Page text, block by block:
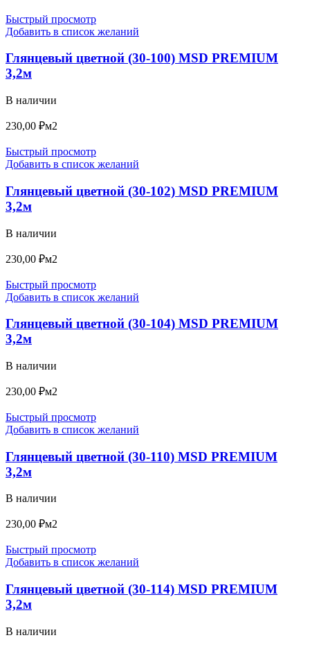
Быстрый просмотр
Добавить в список желаний
Глянцевый цветной (30-100) MSD PREMIUM
3,2м
В наличии
230,00 ₽м2
Быстрый просмотр
Добавить в список желаний
Глянцевый цветной (30-102) MSD PREMIUM
3,2м
В наличии
230,00 ₽м2
Быстрый просмотр
Добавить в список желаний
Глянцевый цветной (30-104) MSD PREMIUM
3,2м
В наличии
230,00 ₽м2
Быстрый просмотр
Добавить в список желаний
Глянцевый цветной (30-110) MSD PREMIUM
3,2м
В наличии
230,00 ₽м2
Быстрый просмотр
Добавить в список желаний
Глянцевый цветной (30-114) MSD PREMIUM
3,2м
В наличии